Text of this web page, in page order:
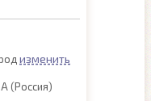
изменить
(Россия)